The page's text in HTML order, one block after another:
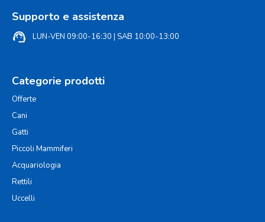
Supporto e assistenza
support_agent LUN-VEN 09:00-16:30 | SAB 10:00-13:00
Categorie prodotti
Offerte
Cani
Gatti
Piccoli Mammiferi
Acquariologia
Rettili
Uccelli